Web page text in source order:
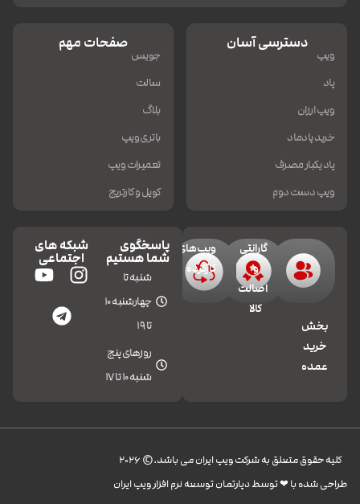
دسترسی آسان
ویپ
پاد
ویپ ارزان
خرید پادماد
پاد یکبار مصرف
ویپ دست دوم
صفحات مهم
جویس
سالت
بلاگ
باتری ویپ
تعمیرات ویپ
کویل و کارتریج
بخش
خرید
عمده
گارانتی
و
اصالت
کالا
ویپ‌های
کارکرده
پاسخگوی
شما هستیم
شنبه تا
چهارشنبه 10
تا 19
روزهای پنج
شنبه 10 تا 17
شبکه های
اجتماعی
کليه حقوق متعلق به شرکت ویپ ایران می باشد.© 2026
طراحی شده با ❤︎ توسط دپارتمان توسعه نرم افزار ویپ ایران